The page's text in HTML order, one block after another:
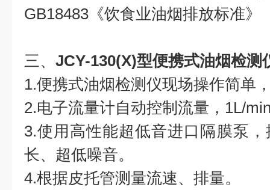
GB18483《饮食业油烟排放标准》
三、 JCY-130(X)型便携式油烟检测
1.便携式油烟检测仪现场操作简单
2.电子流量计自动控制流量，1L/
3.使用高性能超低音进口隔膜泵
长、超低噪音。
4.根据皮托管测量流速、排量。